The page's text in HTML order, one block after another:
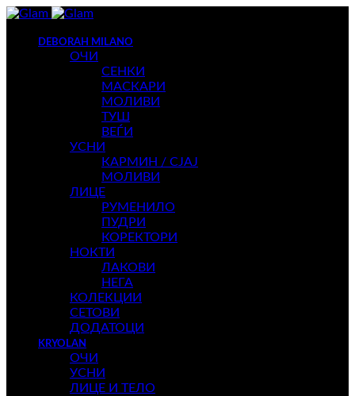
DEBORAH MILANO
ОЧИ
СЕНКИ
МАСКАРИ
МОЛИВИ
ТУШ
ВЕЃИ
УСНИ
КАРМИН / СЈАЈ
МОЛИВИ
ЛИЦЕ
РУМЕНИЛО
ПУДРИ
КОРЕКТОРИ
НОКТИ
ЛАКОВИ
НЕГА
КОЛЕКЦИИ
СЕТОВИ
ДОДАТОЦИ
KRYOLAN
ОЧИ
УСНИ
ЛИЦЕ И ТЕЛО